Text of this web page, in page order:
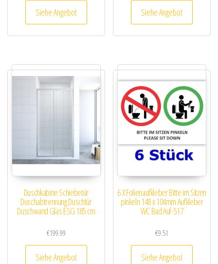
Siehe Angebot Siehe Angebot
Duschkabine Schiebetür
Duschabtrennung Duschtür
Duschwand Glas ESG 185 cm
€199.99
Siehe Angebot
6 X Folienaufkleber Bitte im Sitzen
pinkeln 148 x 104mm Aufkleber
WC Bad Auf-517
€9.51
Siehe Angebot